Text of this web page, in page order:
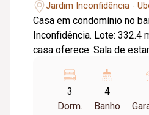
Jardim Inconfidência -
Casa em condomínio no
Inconfidência. Lote: 332.4 m² Casa: 180.48 m² A
casa oferece: Sala de
banheiros, sendo uma
banheira, 02 cubas e closet. Área de lazer
piscina aquecida,
3
Dorm.
4
Banho